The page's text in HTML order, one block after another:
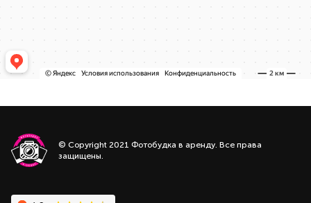
© Copyright 2021 Фотобудка в аренду. Все права
защищены.